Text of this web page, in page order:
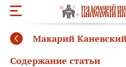
Макарий
Содержание статьи